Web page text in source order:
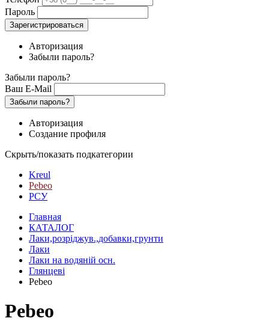
Пароль
Зарегистрироваться
Авторизация
Забыли пароль?
Забыли пароль?
Ваш E-Mail
Забыли пароль?
Авторизация
Создание профиля
Скрыть/показать подкатегории
Kreul
Pebeo
РСУ
Главная
КАТАЛОГ
Лаки,розріджув.,добавки,грунти
Лаки
Лаки на водяній осн.
Глянцеві
Pebeo
Pebeo